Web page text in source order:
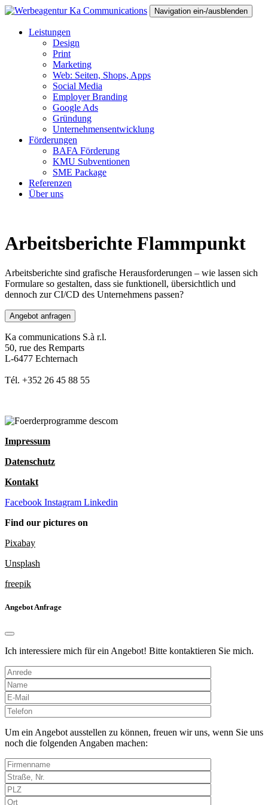
Navigation ein-/ausblenden
Leistungen
Design
Print
Marketing
Web: Seiten, Shops, Apps
Social Media
Employer Branding
Google Ads
Gründung
Unternehmensentwicklung
Förderungen
BAFA Förderung
KMU Subventionen
SME Package
Referenzen
Über uns
Arbeitsberichte Flammpunkt
Arbeitsberichte sind grafische Herausforderungen – wie lassen sich
Formulare so gestalten, dass sie funktionell, übersichtlich und
dennoch zur CI/CD des Unternehmens passen?
Angebot anfragen
Ka communications S.à r.l.
50, rue des Remparts
L-6477 Echternach
Tél. +352 26 45 88 55
Impressum
Datenschutz
Kontakt
Facebook Instagram Linkedin
Find our pictures on
Pixabay
Unsplash
freepik
Angebot Anfrage
Ich interessiere mich für ein Angebot! Bitte kontaktieren Sie mich.
Bitte
lasse
dieses
Feld
Um ein Angebot ausstellen zu können, freuen wir uns, wenn Sie uns
noch die folgenden Angaben machen: